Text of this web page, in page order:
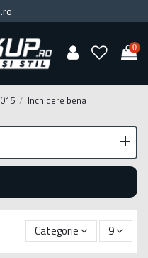
0
Inchidere bena
Categorie 9